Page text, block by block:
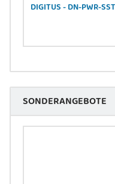
DIGITUS - DN-PWR-
SONDERANGEBOTE